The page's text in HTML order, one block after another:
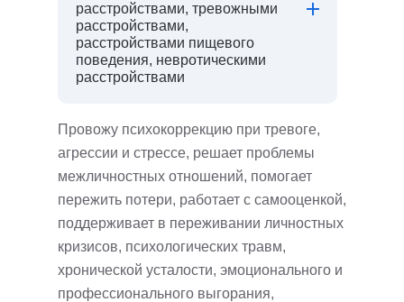
расстройствами, тревожными
расстройствами,
расстройствами пищевого
поведения, невротическими
расстройствами
Провожу психокоррекцию при тревоге,
агрессии и стрессе, решает проблемы
межличностных отношений, помогает
пережить потери, работает с самооценкой,
поддерживает в переживании личностных
кризисов, психологических травм,
хронической усталости, эмоционального и
профессионального выгорания,